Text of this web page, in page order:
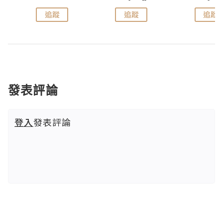
追蹤 追蹤 追蹤
發表評論
登入發表評論